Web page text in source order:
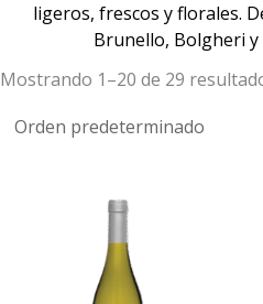
ligeros, frescos y florales.
Brunello, Bolgheri y
Mostrando 1–20 de 29